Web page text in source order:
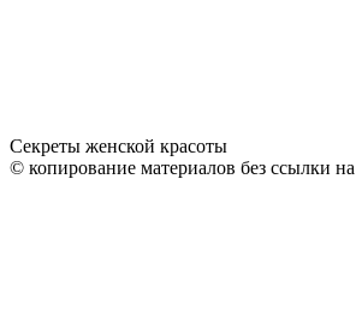
Секреты женской красоты
© копирование материалов без ссылки